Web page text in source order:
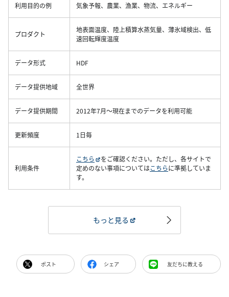
利用目的の例 気象予報、農業、漁業、物流、エネルギー
プロダクト
地表面温度、陸上積算水蒸気量、薄氷域検出、低
速回転輝度温度
データ形式 HDF
データ提供地域 全世界
データ提供期間 2012年7月～現在までのデータを利用可能
更新頻度 1日毎
利用条件
こちら
をご確認ください。ただし、各サイトで
定めのない事項についてはこちらに準拠していま
す。
もっと見る
ポスト シェア 友だちに教える